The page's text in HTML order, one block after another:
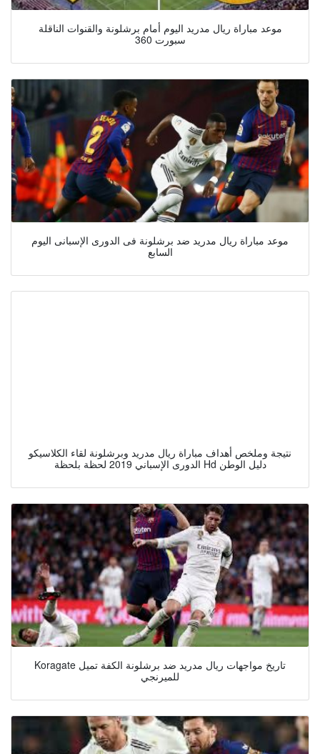
موعد مباراة ريال مدريد اليوم أمام برشلونة والقنوات الناقلة
سبورت 360
موعد مباراة ريال مدريد ضد برشلونة فى الدورى الإسبانى اليوم
السابع
نتيجة وملخص أهداف مباراة ريال مدريد وبرشلونة لقاء الكلاسيكو
الدورى الإسباني 2019 لحظة بلحظة Hd دليل الوطن
Koragate تاريخ مواجهات ريال مدريد ضد برشلونة الكفة تميل
للميرنجي